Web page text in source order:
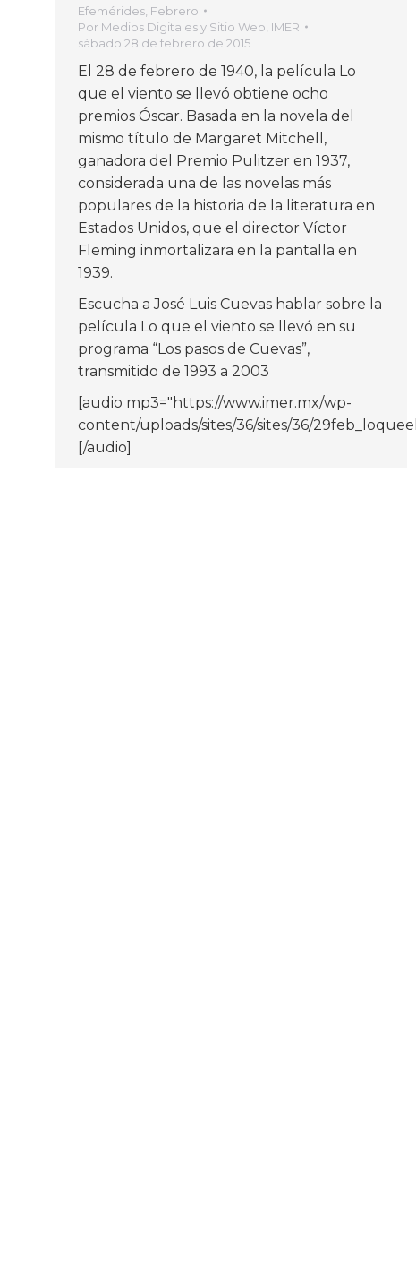
Efemérides Febrero
Por Medios Digitales y Sitio Web, IMER
sábado 28 de febrero de 2015
El 28 de febrero de 1940, la película Lo
que el viento se llevó obtiene ocho
premios Óscar. Basada en la novela del
mismo título de Margaret Mitchell,
ganadora del Premio Pulitzer en 1937,
considerada una de las novelas más
populares de la historia de la literatura en
Estados Unidos, que el director Víctor
Fleming inmortalizara en la pantalla en
1939.
Escucha a José Luis Cuevas hablar sobre la
película Lo que el viento se llevó en su
programa “Los pasos de Cuevas”,
transmitido de 1993 a 2003
[audio mp3="https://www.imer.mx/wp-
content/uploads/sites/36/sites/36/
[/audio]